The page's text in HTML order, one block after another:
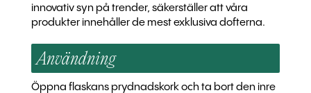
innovativ syn på trender, säkerställer att våra
produkter innehåller de mest exklusiva dofterna.
Användning
Öppna flaskans prydnadskork och ta bort den inre